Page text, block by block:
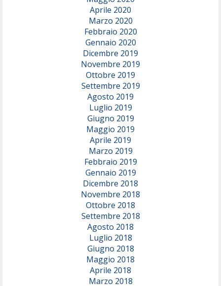
Aprile 2020
Marzo 2020
Febbraio 2020
Gennaio 2020
Dicembre 2019
Novembre 2019
Ottobre 2019
Settembre 2019
Agosto 2019
Luglio 2019
Giugno 2019
Maggio 2019
Aprile 2019
Marzo 2019
Febbraio 2019
Gennaio 2019
Dicembre 2018
Novembre 2018
Ottobre 2018
Settembre 2018
Agosto 2018
Luglio 2018
Giugno 2018
Maggio 2018
Aprile 2018
Marzo 2018